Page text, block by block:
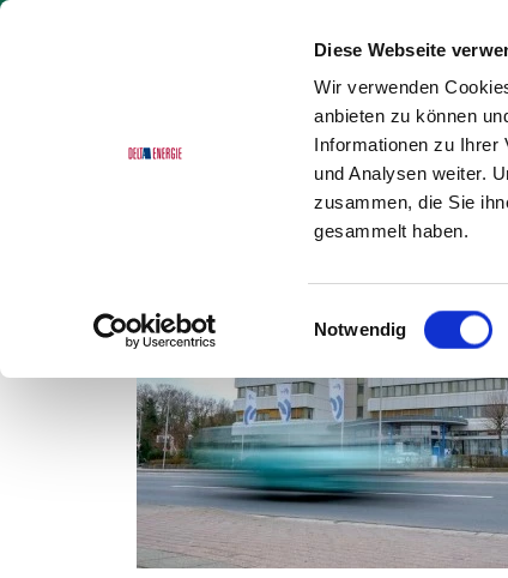
Diese Webseite
Wir verwenden
anbieten zu können
Informationen zu Ihrer
und Analysen weiter.
zusammen, die Sie
gesammelt haben.
Einwilligungsauswahl
Notwendig
Referenzen Altbau